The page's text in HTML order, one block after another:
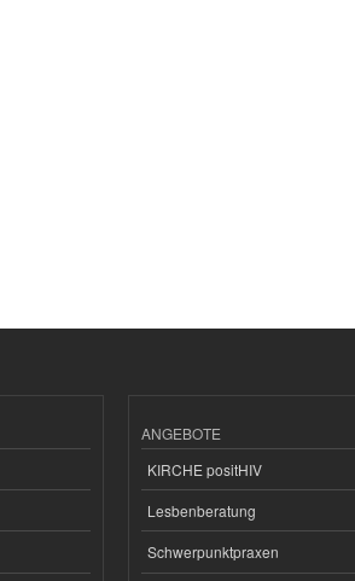
ANGEBOTE
KIRCHE positHIV
Lesbenberatung
Schwerpunktpraxen